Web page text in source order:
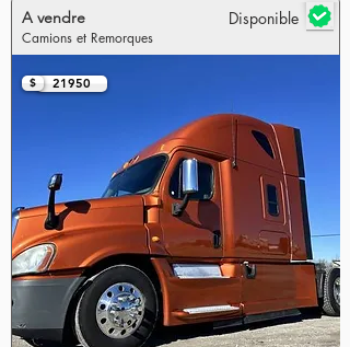
A vendre Disponible
Camions et Remorques
21950
$